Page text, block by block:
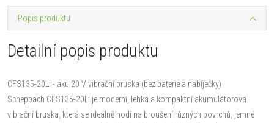
Popis produktu
Detailní popis produktu
CFS135-20Li - aku 20 V vibrační bruska (bez baterie a nabíječky)
Scheppach CFS135-20Li je moderní, lehká a kompaktní akumulátorová
vibrační bruska, která se ideálně hodí na broušení různých povrchů, jemné